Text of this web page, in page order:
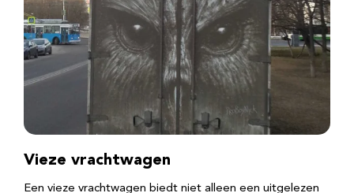
Vieze vrachtwagen
Een vieze vrachtwagen biedt niet alleen een uitgelezen